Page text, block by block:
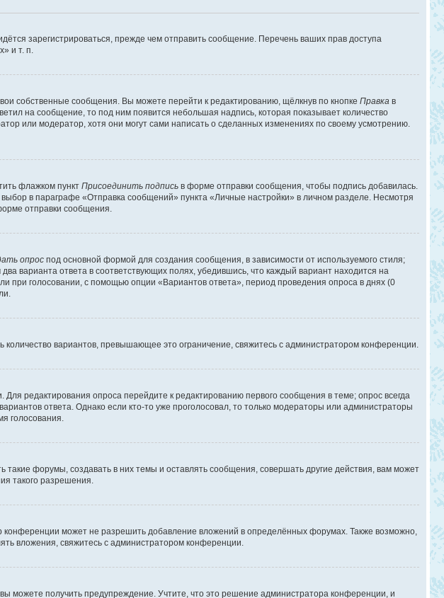
зарегистрироваться, прежде чем отправить сообщение. Перечень ваших прав доступа
и т. п.
собственные сообщения. Вы можете перейти к редактированию, щёлкнув по кнопке Правка в
на сообщение, то под ним появится небольшая надпись, которая показывает количество
или модератор, хотя они могут сами написать о сделанных изменениях по своему усмотрению.
флажком пункт Присоединить подпись в форме отправки сообщения, чтобы подпись добавилась.
в параграфе «Отправка сообщений» пункта «Личные настройки» в личном разделе. Несмотря
отправки сообщения.
опрос под основной формой для создания сообщения, в зависимости от используемого стиля;
варианта ответа в соответствующих полях, убедившись, что каждый вариант находится на
при голосовании, с помощью опции «Вариантов ответа», период проведения опроса в днях (0
вариантов, превышающее это ограничение, свяжитесь с администратором конференции.
редактирования опроса перейдите к редактированию первого сообщения в теме; опрос всегда
ответа. Однако если кто-то уже проголосовал, то только модераторы или администраторы
голосования.
форумы, создавать в них темы и оставлять сообщения, совершать другие действия, вам может
такого разрешения.
может не разрешить добавление вложений в определённых форумах. Также возможно,
вложения, свяжитесь с администратором конференции.
можете получить предупреждение. Учтите, что это решение администратора конференции, и